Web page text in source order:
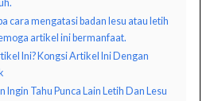
cara mengatasi badan lesu atau letih
artikel ini bermanfaat.
Ini? Kongsi Artikel Ini Dengan
Ingin Tahu Punca Lain Letih Dan Lesu